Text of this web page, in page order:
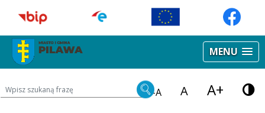
MENU
Wyszukiwarka treści na stronie -A A A+